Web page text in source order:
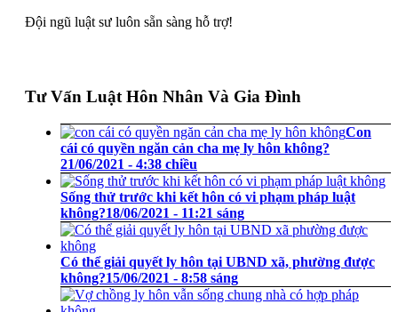
Đội ngũ luật sư luôn sẵn sàng hỗ trợ!
Tư Vấn Luật Hôn Nhân Và Gia Đình
Con
cái có quyền ngăn cản cha mẹ ly hôn không?
21/06/2021 - 4:38 chiều
Sống thử trước khi kết hôn có vi phạm pháp luật
không?18/06/2021 - 11:21 sáng
Có thể giải quyết ly hôn tại UBND xã, phường được
không?15/06/2021 - 8:58 sáng